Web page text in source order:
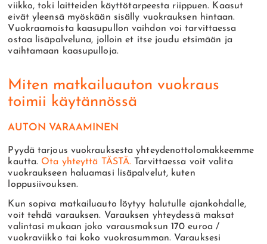
viikko, toki laitteiden käyttötarpeesta riippuen. Kaasut
eivät yleensä myöskään sisälly vuokrauksen hintaan.
Vuokraamoista kaasupullon vaihdon voi tarvittaessa
ostaa lisäpalveluna, jolloin et itse joudu etsimään ja
vaihtamaan kaasupulloja.
Miten matkailuauton vuokraus
toimii käytännössä
AUTON VARAAMINEN
Pyydä tarjous vuokrauksesta yhteydenottolomakkeemme
kautta. Ota yhteyttä TÄSTÄ. Tarvittaessa voit valita
vuokraukseen haluamasi lisäpalvelut, kuten
loppusiivouksen.
Kun sopiva matkailuauto löytyy halutulle ajankohdalle,
voit tehdä varauksen. Varauksen yhteydessä maksat
valintasi mukaan joko varausmaksun 170 euroa /
vuokraviikko tai koko vuokrasumman. Varauksesi